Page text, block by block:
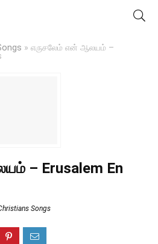
» எருசலேம் என் ஆலயம் –
– Erusalem En
Songs